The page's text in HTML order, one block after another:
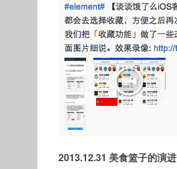
2013.12.31 美食篮子的演进